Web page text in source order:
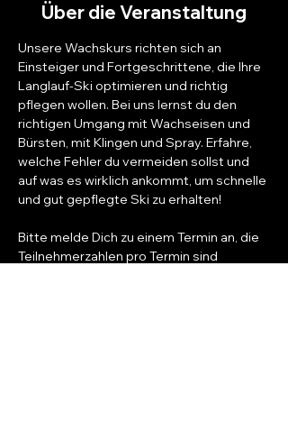
Über die Veranstaltung
Unsere Wachskurs richten sich an
Einsteiger und Fortgeschrittene, die Ihre
Langlauf-Ski optimieren und richtig
pflegen wollen. Bei uns lernst du den
richtigen Umgang mit Wachseisen und
Bürsten, mit Klingen und Spray. Erfahre,
welche Fehler du vermeiden sollst und
auf was es wirklich ankommt, um schnelle
und gut gepflegte Ski zu erhalten!
Bitte melde Dich zu einem Termin an, die
Teilnehmerzahlen pro Termin sind